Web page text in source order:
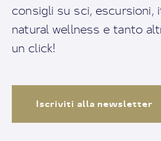
consigli su sci, escursioni,
natural wellness e tanto
un click!
Iscriviti alla newsletter